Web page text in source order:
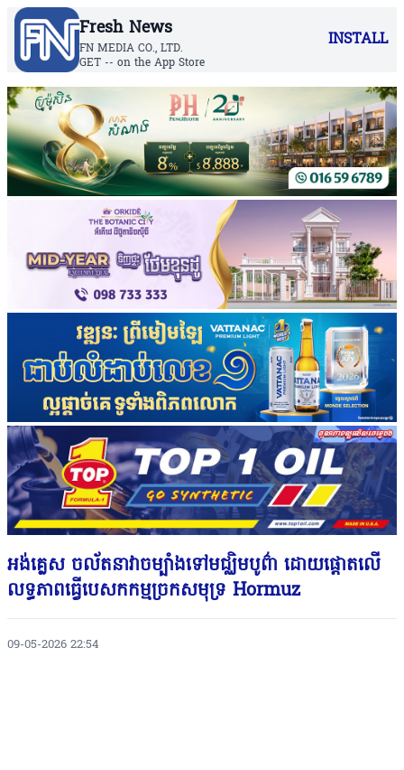
Fresh News
FN MEDIA CO., LTD.
GET -- on the App Store
INSTALL
អង់គ្លេស ចល័តនាវាចម្បាំងទៅមជ្ឈិមបូព៌ា ដោយផ្តោតលេី
លទ្ធភាពធ្វេីបេសកកម្មច្រកសមុទ្រ Hormuz
09-05-2026 22:54